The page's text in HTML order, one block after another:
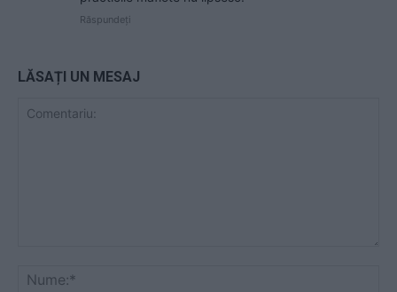
Răspundeți
LĂSAȚI UN MESAJ